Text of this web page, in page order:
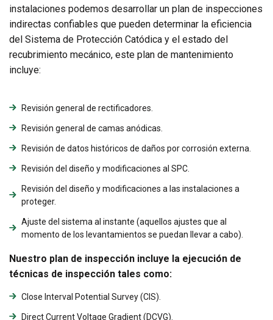
instalaciones podemos desarrollar un plan de inspecciones
indirectas confiables que pueden determinar la eficiencia
del Sistema de Protección Catódica y el estado del
recubrimiento mecánico, este plan de mantenimiento
incluye:
Revisión general de rectificadores.
Revisión general de camas anódicas.
Revisión de datos históricos de daños por corrosión externa.
Revisión del diseño y modificaciones al SPC.
Revisión del diseño y modificaciones a las instalaciones a
proteger.
Ajuste del sistema al instante (aquellos ajustes que al
momento de los levantamientos se puedan llevar a cabo).
Nuestro plan de inspección incluye la ejecución de
técnicas de inspección tales como:
Close Interval Potential Survey (CIS).
Direct Current Voltage Gradient (DCVG).